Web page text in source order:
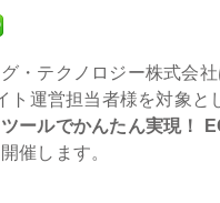
・テクノロジー株式会
ト運営担当者様を対象と
ールでかんたん実現！
催します。